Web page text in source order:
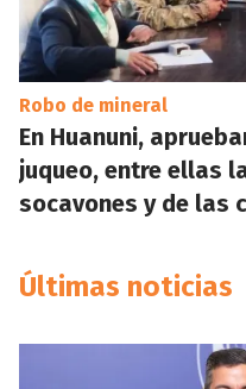
Robo de mineral
En Huanuni,
juqueo, entre ellas
socavones y de las
Últimas noticias